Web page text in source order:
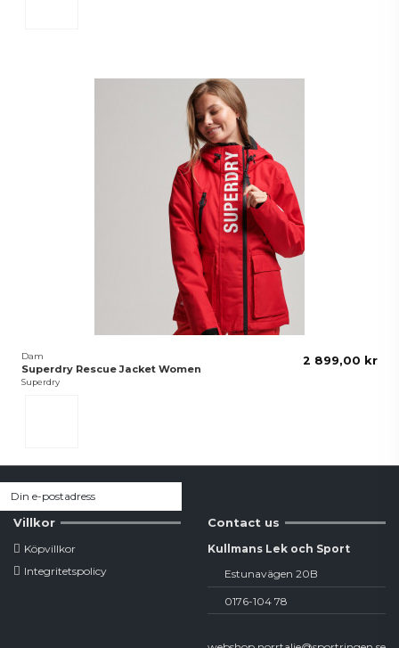
Dam
Superdry Rescue Jacket Women
Superdry
2 899,00 kr
Villkor
Köpvillkor
Integritetspolicy
Contact us
Kullmans Lek och Sport
Estunavägen 20B
0176-104 78